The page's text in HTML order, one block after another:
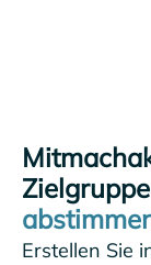
Erstellen Sie